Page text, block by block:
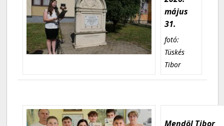
május
31.
fotó:
Tüskés
Tibor
Mendöl Tibor